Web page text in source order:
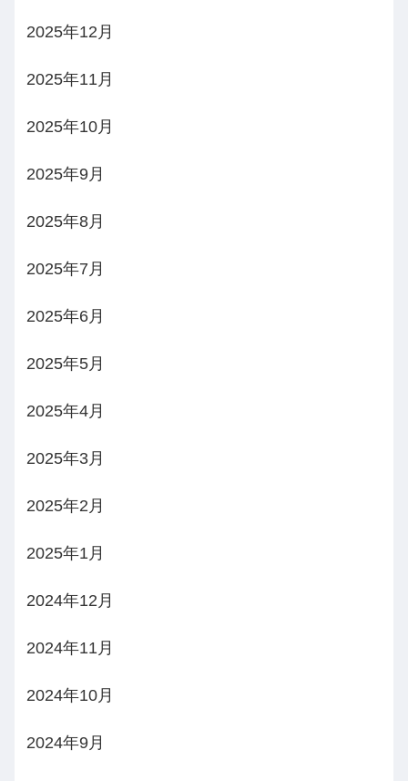
2025年12月
2025年11月
2025年10月
2025年9月
2025年8月
2025年7月
2025年6月
2025年5月
2025年4月
2025年3月
2025年2月
2025年1月
2024年12月
2024年11月
2024年10月
2024年9月